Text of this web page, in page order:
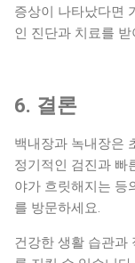
증상이 나타났다면
인 진단과 치료를 받
6. 결론
백내장과 녹내장은
정기적인 검진과 빠
야가 흐릿해지는 등
를 방문하세요.
건강한 생활 습관과